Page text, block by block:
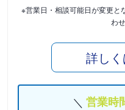
※営業日・相談可能日が変更と
わ
詳し
営業時